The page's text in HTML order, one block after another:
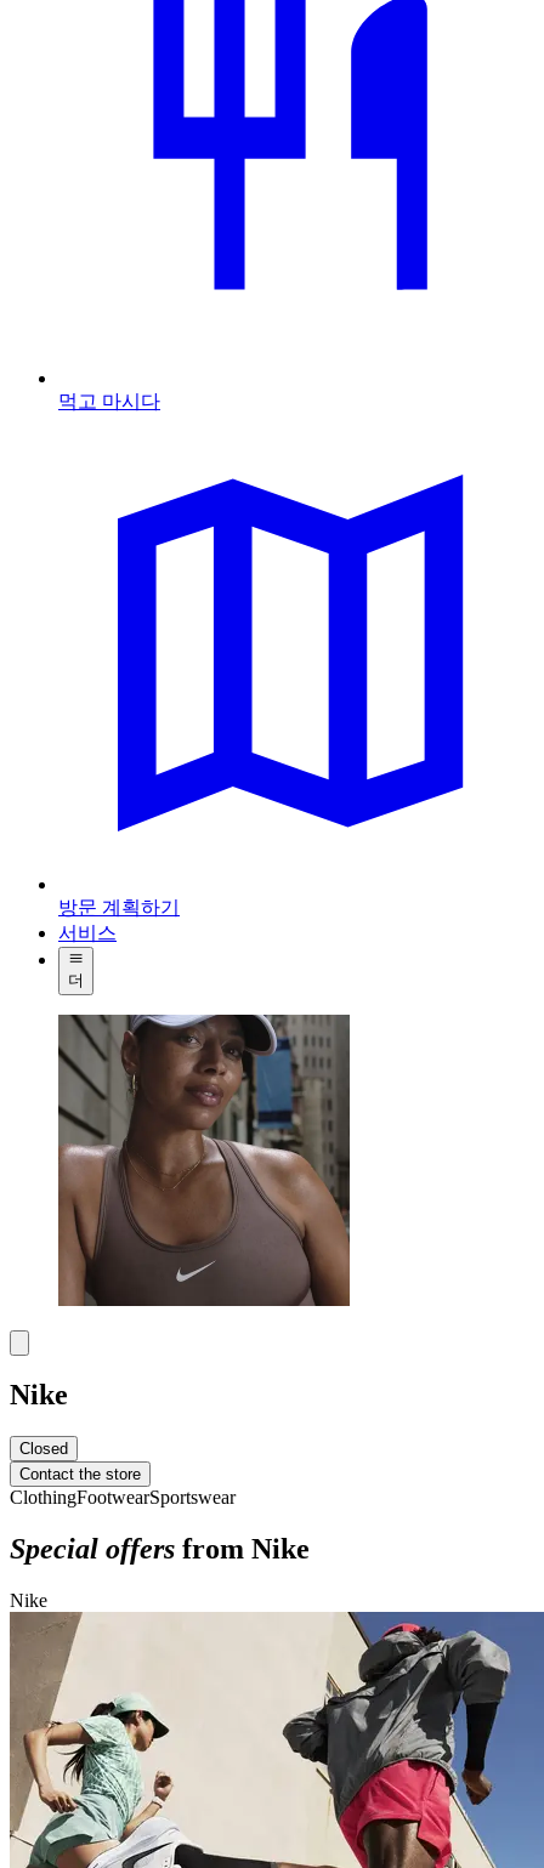
먹고 마시다
방문 계획하기
서비스
더
Nike
Closed
Contact the store
ClothingFootwearSportswear
Special offers from Nike
Nike